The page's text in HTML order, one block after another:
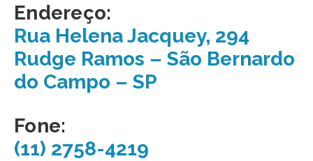
Endereço:
Rua Helena Jacquey, 294
Rudge Ramos – São Bernardo
do Campo – SP
Fone:
(11) 2758-4219